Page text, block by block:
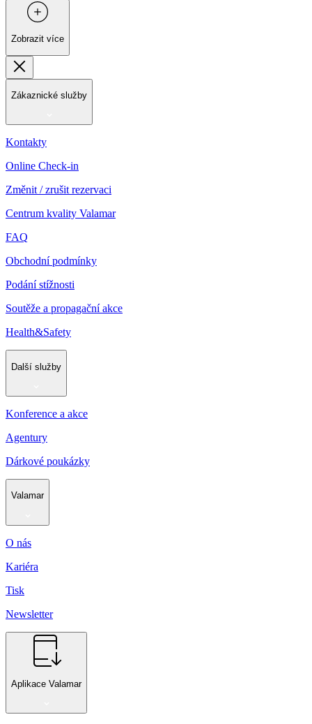
Zobrazit více
Zákaznické služby
Kontakty
Online Check-in
Změnit / zrušit rezervaci
Centrum kvality Valamar
FAQ
Obchodní podmínky
Podání stížnosti
Soutěže a propagační akce
Health&Safety
Další služby
Konference a akce
Agentury
Dárkové poukázky
Valamar
O nás
Kariéra
Tisk
Newsletter
Aplikace Valamar